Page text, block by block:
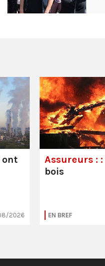
ont
2026
Assureurs : :
bois
EN BREF